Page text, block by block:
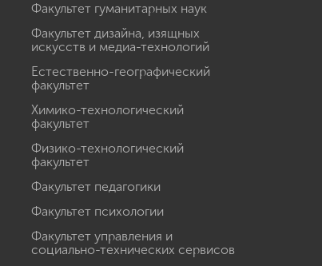
Факультет гуманитарных наук
Факультет дизайна, изящных
искусств и медиа-технологий
Естественно-географический
факультет
Химико-технологический
факультет
Физико-технологический
факультет
Факультет педагогики
Факультет психологии
Факультет управления и
социально-технических сервисов